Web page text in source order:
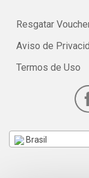
Resgatar
Aviso de
Termos de Uso
Brasil